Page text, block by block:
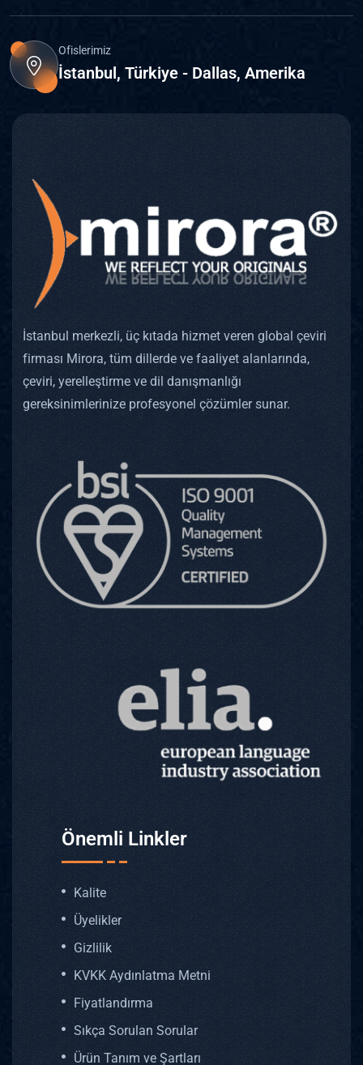
Ofislerimiz
İstanbul, Türkiye - Dallas, Amerika
İstanbul merkezli, üç kıtada hizmet veren global çeviri
firması Mirora, tüm dillerde ve faaliyet alanlarında,
çeviri, yerelleştirme ve dil danışmanlığı
gereksinimlerinize profesyonel çözümler sunar.
Önemli Linkler
Kalite
Üyelikler
Gizlilik
KVKK Aydınlatma Metni
Fiyatlandırma
Sıkça Sorulan Sorular
Ürün Tanım ve Şartları